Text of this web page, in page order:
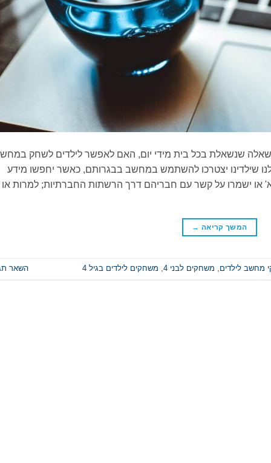
לילדים בני 4 במחשב? שאלה שנשאלת בכל בית מידי יום, האם לאפשר לילדים לשחק
ברור לכולנו שילדינו יצטרכו להשתמש במחשב בבגרותם, כאשר יחפשו מידע
א' או ישמרו על קשר עם חבריהם דרך הרשתות החברתיות; למרות או
המשך קריאה →
מחשב לילדים משחקים לבני 4 משחקים לילדים בגיל 4 השאר